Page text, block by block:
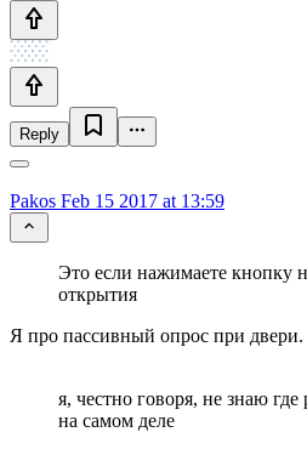
Reply
Pakos Feb 15 2017 at 13:59
Это если нажимаете кнопку
открытия
Я про пассивный опрос при двери.
я, честно говоря, не знаю
на самом деле